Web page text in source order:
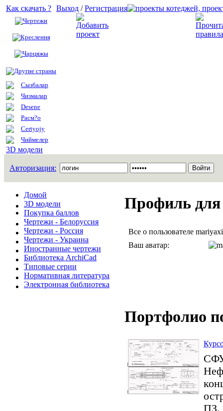
Как скачать ?
Чертежи
Креслення
Чарцяжы
Другие страны
Сызбалар
Чизмалар
Desene
Расм?о
Certyojy
Чиймелер
3D модели
Выход /Регистрация
Авторизация:
Домой
3D модели
Покупка баллов
Чертежи - Белоруссия
Чертежи - Россия
Чертежи - Украина
Иностранные чертежи
Библиотека ArchiCad
Типовые серии
Нормативная литература
Электронная библиотека
Профиль
Все о пользователе
Ваш аватар:
Портфолио
ПЗ.